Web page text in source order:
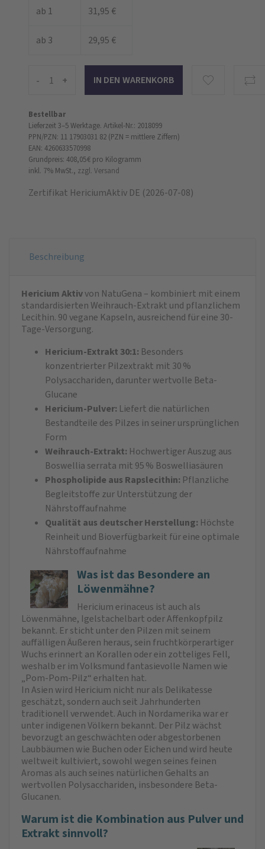
ab 1 31,95 €
ab 3 29,95 €
- +
Bestellbar
Lieferzeit 3–5 Werktage. Artikel-Nr.: 2018099
PPN/PZN: 11 17903031 82 (PZN = mittlere Ziffern)
EAN: 4260633570998
Grundpreis: 408,05 € pro Kilogramm
inkl. 7% MwSt., zzgl. Versand
Zertifikat HericiumAktiv DE (2026-07-08)
Beschreibung
Hericium Aktivvon NatuGena – kombiniert mit einem
standardisierten Weihrauch‑Extrakt und pflanzlichem
Lecithin. 90 vegane Kapseln, ausreichend für eine 30-
Tage-Versorgung.
Hericium-Extrakt 30:1: Besonders
konzentrierter Pilzextrakt mit 30 %
Polysacchariden, darunter wertvolle Beta-
Glucane
Hericium-Pulver: Liefert die natürlichen
Bestandteile des Pilzes in seiner ursprünglichen
Form
Weihrauch-Extrakt: Hochwertiger Auszug aus
Boswellia serrata mit 95 % Boswelliasäuren
Phospholipide aus Rapslecithin: Pflanzliche
Begleitstoffe zur Unterstützung der
Nährstoffaufnahme
Qualität aus deutscher Herstellung: Höchste
Reinheit und Bioverfügbarkeit für eine optimale
Nährstoffaufnahme
Was ist das Besondere an
Löwenmähne?
Hericium erinaceus ist auch als
Löwenmähne, Igelstachelbart oder Affen­kopfpilz
bekannt. Er sticht unter den Pilzen mit seinem
auffälligen Äußeren heraus, sein fruchtkörperartiger
Wuchs erinnert an Korallen oder ein zotteliges Fell,
weshalb er im Volksmund fantasievolle Namen wie
„Pom-Pom-Pilz“ erhalten hat.
In Asien wird Hericium nicht nur als Delikatesse
geschätzt, sondern auch seit Jahrhunderten
traditionell verwendet. Auch in Nordamerika war er
unter indigenen Völkern bekannt. Der Pilz wächst
bevorzugt an geschwächten oder abgestorbenen
Laubbäumen wie Buchen oder Eichen und wird heute
weltweit kultiviert, sowohl wegen seines feinen
Aromas als auch seines natürlichen Gehalts an
wertvollen Polysacchariden, insbesondere Beta-
Glucanen.
Warum ist die Kombination aus Pulver und
Extrakt sinnvoll?